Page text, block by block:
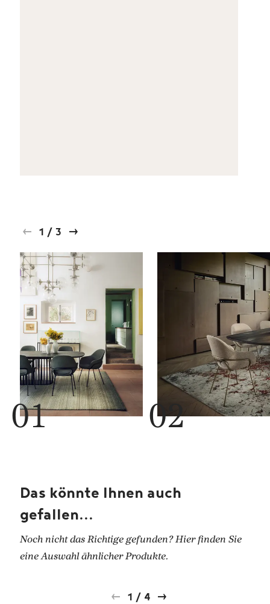
1 / 3
Das könnte Ihnen auch
gefallen...
Noch nicht das Richtige gefunden? Hier finden Sie
eine Auswahl ähnlicher Produkte.
1 / 4